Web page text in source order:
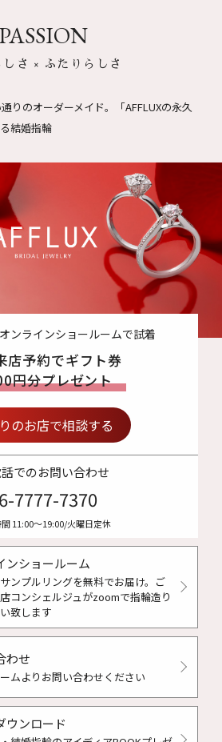
PASSION
しさ × ふたりらしさ
りのオーダーメイド。
「AFFLUXの永久
結婚指輪
ンラインショールームで試着
店予約でギフト券
円分プレゼント
のお店で相談する
でのお問い合わせ
7777-7370
11:00〜19:00/火曜日定休
ンショールーム
ンプルリングを無料でお届け。 ご
コンシェルジュがzoomで指輪造り
致します
わせ
ムよりお問い合わせください
ウンロード